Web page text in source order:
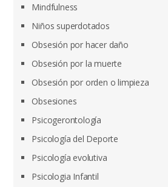
Mindfulness
Niños superdotados
Obsesión por hacer daño
Obsesión por la muerte
Obsesión por orden o limpieza
Obsesiones
Psicogerontología
Psicología del Deporte
Psicología evolutiva
Psicologia Infantil